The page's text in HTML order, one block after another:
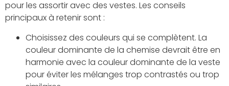
pour les assortir avec des vestes. Les conseils
principaux à retenir sont :
Choisissez des couleurs qui se complètent. La
couleur dominante de la chemise devrait être en
harmonie avec la couleur dominante de la veste
pour éviter les mélanges trop contrastés ou trop